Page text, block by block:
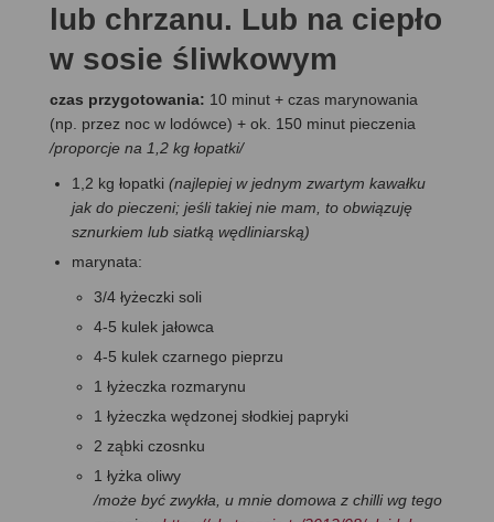
lub chrzanu. Lub na ciepło
w sosie śliwkowym
czas przygotowania: 10 minut + czas marynowania
(np. przez noc w lodówce) + ok. 150 minut pieczenia
/proporcje na 1,2 kg łopatki/
1,2 kg łopatki (najlepiej w jednym zwartym kawałku
jak do pieczeni; jeśli takiej nie mam, to obwiązuję
sznurkiem lub siatką wędliniarską)
marynata:
3/4 łyżeczki soli
4-5 kulek jałowca
4-5 kulek czarnego pieprzu
1 łyżeczka rozmarynu
1 łyżeczka wędzonej słodkiej papryki
2 ząbki czosnku
1 łyżka oliwy
/może być zwykła, u mnie domowa z chilli wg tego